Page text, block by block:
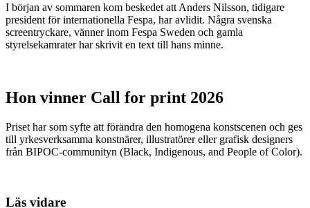
I början av sommaren kom beskedet att Anders Nilsson, tidigare
president för internationella Fespa, har avlidit. Några svenska
screentryckare, vänner inom Fespa Sweden och gamla
styrelsekamrater har skrivit en text till hans minne.
Hon vinner Call for print 2026
Priset har som syfte att förändra den homogena konstscenen och ges
till yrkesverksamma konstnärer, illustratörer eller grafisk designers
från BIPOC-communityn (Black, Indigenous, and People of Color).
Läs vidare